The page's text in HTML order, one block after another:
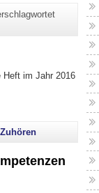
im Jahr 2016
Zuhören